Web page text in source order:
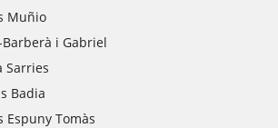
Muñio
i Gabriel
Sarries
Badia
Espuny Tomàs